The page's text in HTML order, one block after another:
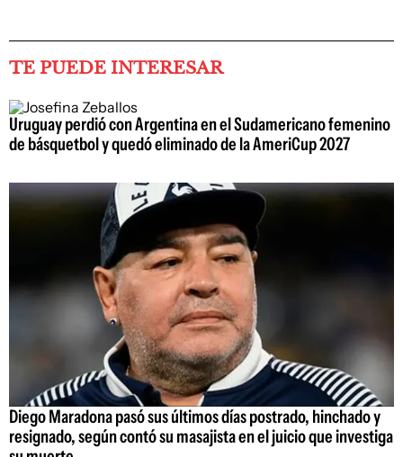
TE PUEDE INTERESAR
Uruguay perdió con Argentina en el Sudamericano femenino
de básquetbol y quedó eliminado de la AmeriCup 2027
Diego Maradona pasó sus últimos días postrado, hinchado y
resignado, según contó su masajista en el juicio que investiga